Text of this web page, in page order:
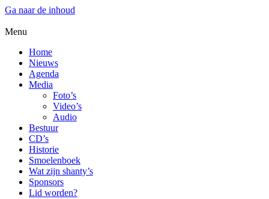
Ga naar de inhoud
Menu
Home
Nieuws
Agenda
Media
Foto’s
Video’s
Audio
Bestuur
CD’s
Historie
Smoelenboek
Wat zijn shanty’s
Sponsors
Lid worden?